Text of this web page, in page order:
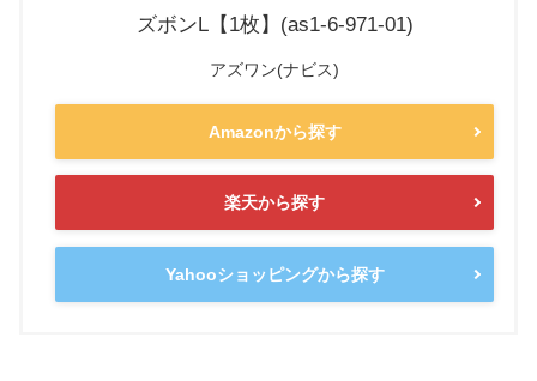
ズボンL【1枚】(as1-6-971-01)
アズワン(ナビス)
Amazonから探す
楽天から探す
Yahooショッピングから探す